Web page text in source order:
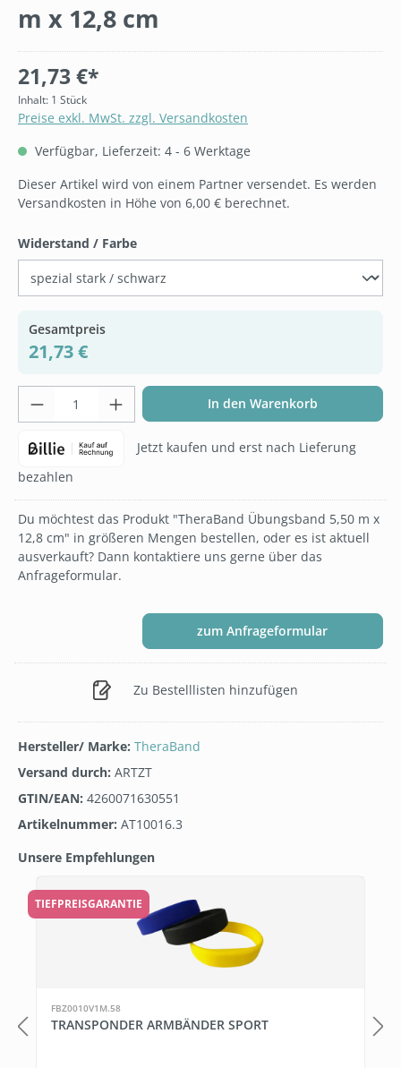
m x 12,8 cm
21,73 €*
Inhalt: 1 Stück
Preise exkl. MwSt. zzgl. Versandkosten
Verfügbar, Lieferzeit: 4 - 6 Werktage
Dieser Artikel wird von einem Partner versendet. Es werden
Versandkosten in Höhe von 6,00 € berechnet.
Widerstand / Farbeauswählen
Gesamtpreis
21,73 €
Produkt Anzahl: Gib den gewünschten
In den Warenkorb
Jetzt kaufen und erst nach Lieferung
bezahlen
Du möchtest das Produkt "TheraBand Übungsband 5,50 m x
12,8 cm" in größeren Mengen bestellen, oder es ist aktuell
ausverkauft? Dann kontaktiere uns gerne über das
Anfrageformular.
zum Anfrageformular
Zu Bestelllisten hinzufügen
Hersteller/ Marke: TheraBand
Versand durch: ARTZT
GTIN/EAN: 4260071630551
Artikelnummer: AT10016.3
Unsere Empfehlungen
TIEFPREISGARANTIE
FBZ0010V1M.58
TRANSPONDER ARMBÄNDER SPORT